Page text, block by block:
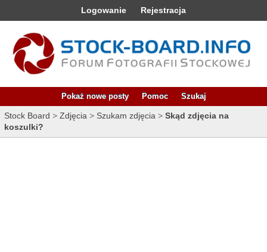
Logowanie Rejestracja
Pokaż nowe posty Pomoc Szukaj
Stock Board > Zdjęcia > Szukam zdjęcia > Skąd zdjęcia na
koszulki?